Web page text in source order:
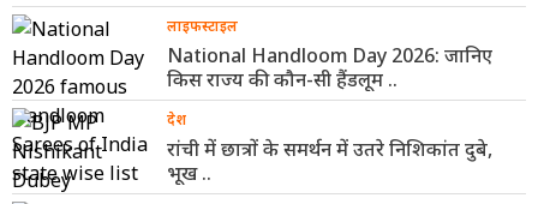
लाइफस्टाइल
National Handloom Day 2026: जानिए
किस राज्य की कौन-सी हैंडलूम ..
देश
रांची में छात्रों के समर्थन में उतरे निशिकांत दुबे,
भूख ..